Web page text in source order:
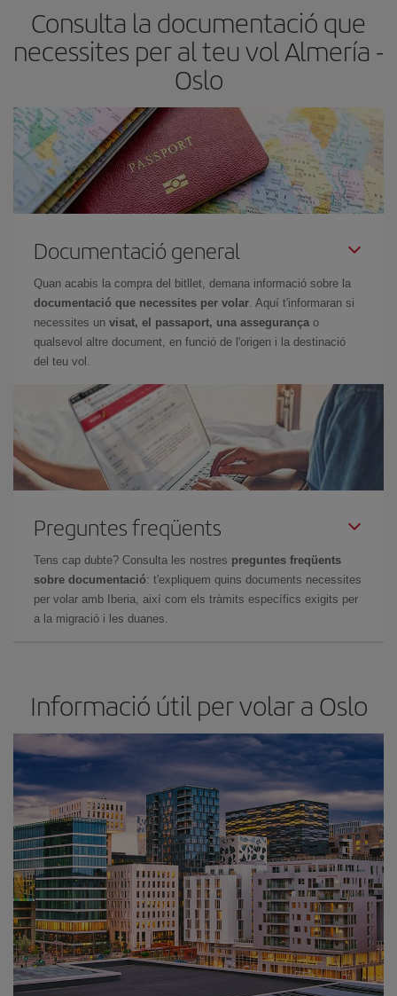
Consulta la documentació que
necessites per al teu vol Almería -
Oslo
Documentació general
Quan acabis la compra del bitllet, demana informació sobre la
documentació que necessites per volar. Aquí t'informaran si
necessites un visat, el passaport, una assegurança o
qualsevol altre document, en funció de l'origen i la destinació
del teu vol.
Preguntes freqüents
Tens cap dubte? Consulta les nostres preguntes freqüents
sobre documentació: t'expliquem quins documents necessites
per volar amb Iberia, així com els tràmits específics exigits per
a la migració i les duanes.
Informació útil per volar a Oslo